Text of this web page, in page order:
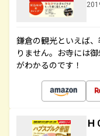
鎌倉の観光といえば
りません。お寺には
がわかるのです！
Ｈ